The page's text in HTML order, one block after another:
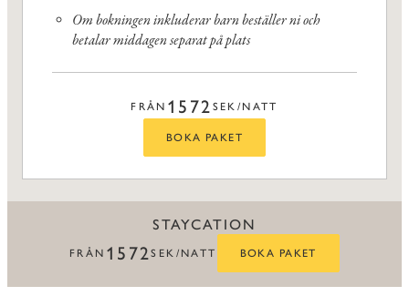
Om bokningen inkluderar barn beställer ni och
betalar middagen separat på plats
FRÅN 1572 SEK/NATT
BOKA PAKET
STAYCATION
FRÅN 1572SEK/NATT BOKA PAKET